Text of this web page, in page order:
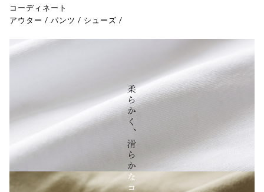
コーディネート
アウター / パンツ / シューズ /